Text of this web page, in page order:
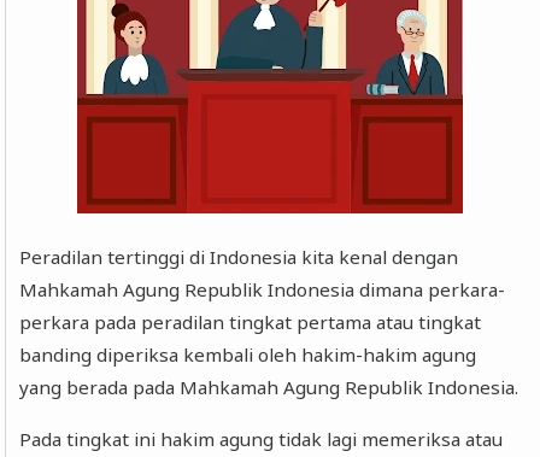
Peradilan tertinggi di Indonesia kita kenal dengan
Mahkamah Agung Republik Indonesia dimana perkara-
perkara pada peradilan tingkat pertama atau tingkat
banding diperiksa kembali oleh hakim-hakim agung
yang berada pada Mahkamah Agung Republik Indonesia.
Pada tingkat ini hakim agung tidak lagi memeriksa atau